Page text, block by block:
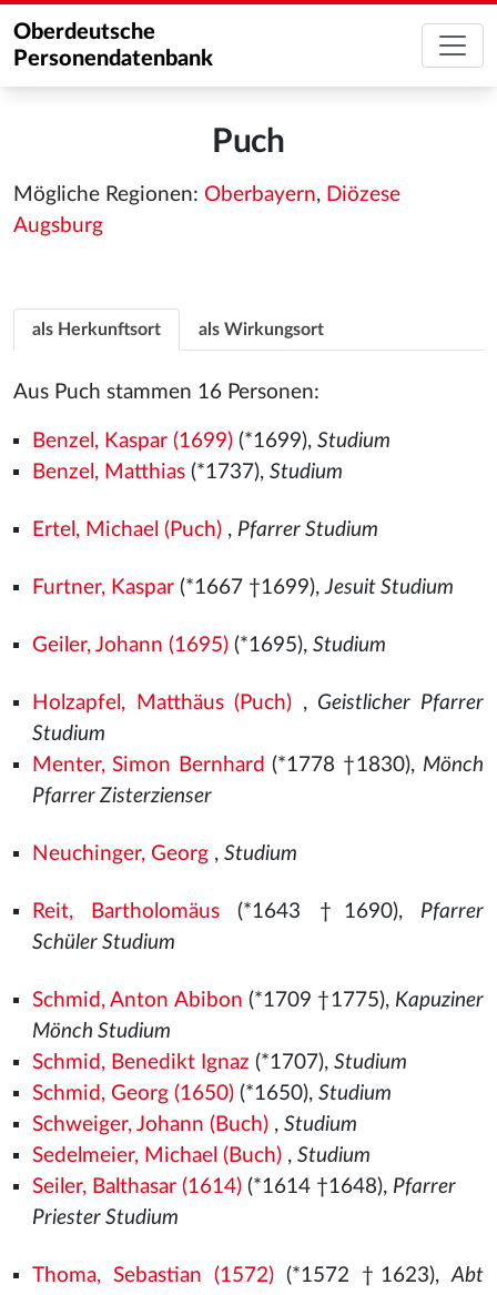
Oberdeutsche
Personendatenbank
Puch
Mögliche Regionen: Oberbayern, Diözese
Augsburg
als Herkunftsort als Wirkungsort
Aus Puch stammen 16 Personen:
Benzel, Kaspar (1699)(*1699), Studium
Benzel, Matthias(*1737), Studium
Ertel, Michael (Puch), Pfarrer Studium
Furtner, Kaspar(*1667 †1699),Jesuit Studium
Geiler, Johann (1695)(*1695), Studium
Holzapfel, Matthäus (Puch) , Geistlicher Pfarrer
Studium
Menter, Simon Bernhard (*1778 †1830), Mönch
Pfarrer Zisterzienser
Neuchinger, Georg, Studium
Reit, Bartholomäus (*1643 †1690), Pfarrer
Schüler Studium
Schmid, Anton Abibon (*1709 †1775), Kapuziner
Mönch Studium
Schmid, Benedikt Ignaz (*1707), Studium
Schmid, Georg (1650)(*1650), Studium
Schweiger, Johann (Buch), Studium
Sedelmeier, Michael (Buch), Studium
Seiler, Balthasar (1614)(*1614 †1648), Pfarrer
Priester Studium
Thoma, Sebastian (1572)(*1572 †1623),Abt